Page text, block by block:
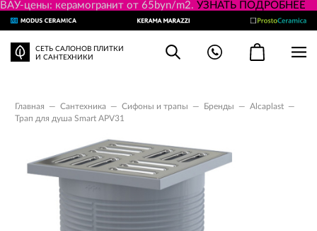
ВАУ-цены: керамогранит от 65byn/m2. УЗНАТЬ ПОДРОБНЕЕ
СЕТЬ САЛОНОВ ПЛИТКИ
И САНТЕХНИКИ
Главная — Сантехника — Сифоны и трапы — Бренды — Alcaplast —
Трап для душа Smart APV31